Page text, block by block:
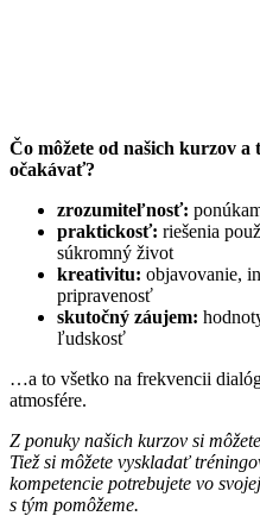
Čo môžete od našich kurzov a
očakávať?
zrozumiteľnosť:
praktickosť: riešenia
súkromný život
kreativitu: objavovanie,
pripravenosť
skutočný záujem:
ľudskosť
…a to všetko na frekvencii
atmosfére.
Z ponuky našich kurzov si
Tiež si môžete vyskladať
kompetencie potrebujete vo
s tým pomôžeme.